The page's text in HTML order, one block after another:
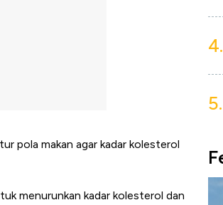
pola makan agar kadar kolesterol
menurunkan kadar kolesterol dan
4.
5.